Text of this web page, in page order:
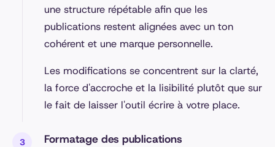
une structure répétable afin que les
publications restent alignées avec un ton
cohérent et une marque personnelle.
Les modifications se concentrent sur la clarté,
la force d'accroche et la lisibilité plutôt que sur
le fait de laisser l'outil écrire à votre place.
Formatage des publications